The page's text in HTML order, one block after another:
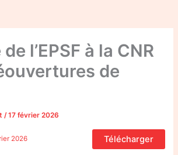
l’EPSF à la CNR
de
/17 février 2026
2026 Télécharger